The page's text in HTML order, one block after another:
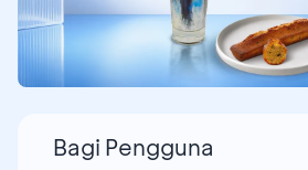
Bagi Pengguna